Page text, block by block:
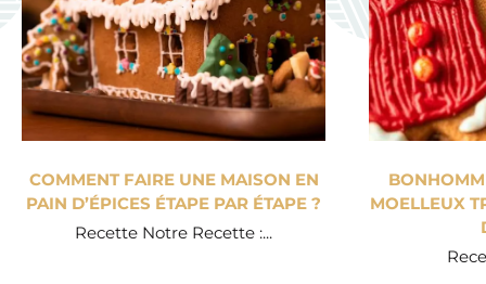
COMMENT FAIRE UNE MAISON EN
PAIN D’ÉPICES ÉTAPE PAR ÉTAPE ?
Recette Notre Recette :...
MOELLEUX